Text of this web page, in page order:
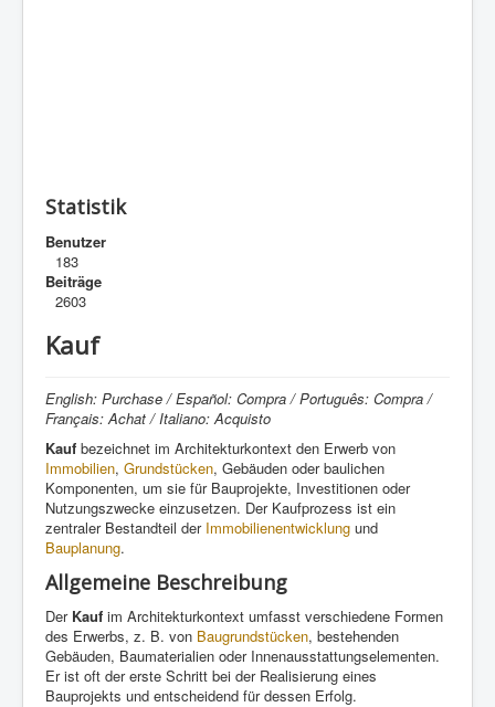
Statistik
Benutzer
183
Beiträge
2603
Kauf
English: Purchase / Español: Compra / Português: Compra /
Français: Achat / Italiano: Acquisto
Kauf bezeichnet im Architekturkontext den Erwerb von
Immobilien, Grundstücken, Gebäuden oder baulichen
Komponenten, um sie für Bauprojekte, Investitionen oder
Nutzungszwecke einzusetzen. Der Kaufprozess ist ein
zentraler Bestandteil der Immobilienentwicklung und
Bauplanung.
Allgemeine Beschreibung
Der Kauf im Architekturkontext umfasst verschiedene Formen
des Erwerbs, z. B. von Baugrundstücken, bestehenden
Gebäuden, Baumaterialien oder Innenausstattungselementen.
Er ist oft der erste Schritt bei der Realisierung eines
Bauprojekts und entscheidend für dessen Erfolg.